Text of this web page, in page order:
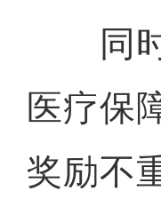
同时
医疗保
奖励不